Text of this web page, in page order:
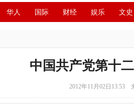
华人 国际 财经 娱乐 文史
中国共产党第十
2012年11月02日13:53